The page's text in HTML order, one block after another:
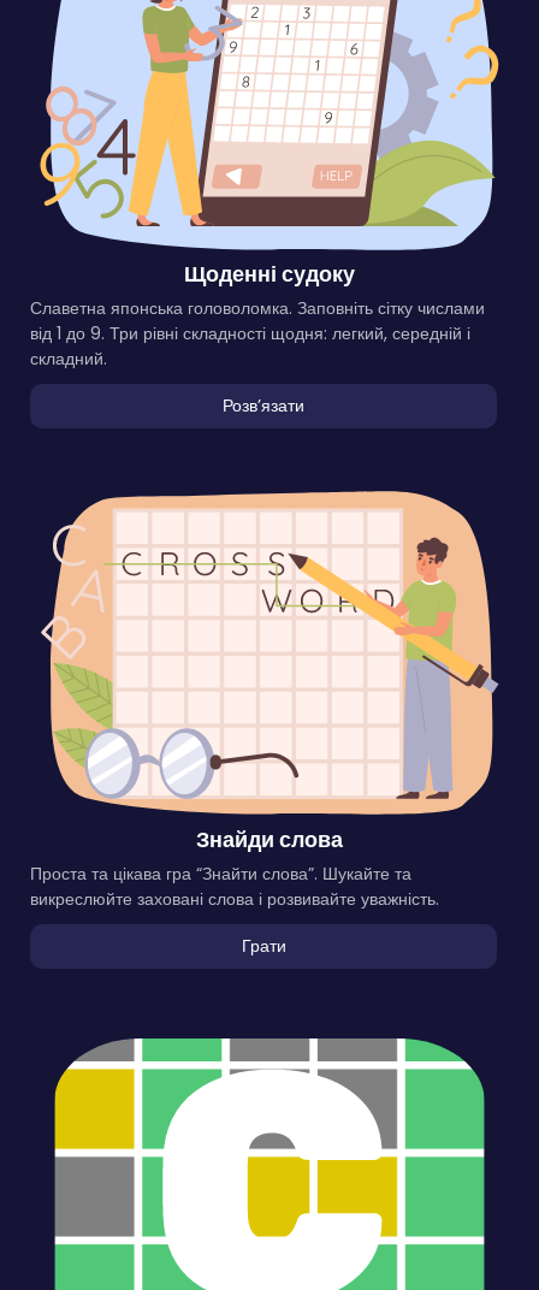
Щоденні судоку
Славетна японська головоломка. Заповніть сітку числами
від 1 до 9. Три рівні складності щодня: легкий, середній і
складний.
Розвʼязати
Знайди слова
Проста та цікава гра “Знайти слова”. Шукайте та
викреслюйте заховані слова і розвивайте уважність.
Грати